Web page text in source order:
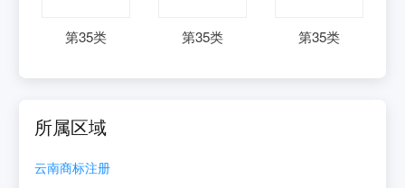
第35类 第35类 第35类
所属区域
云南商标注册